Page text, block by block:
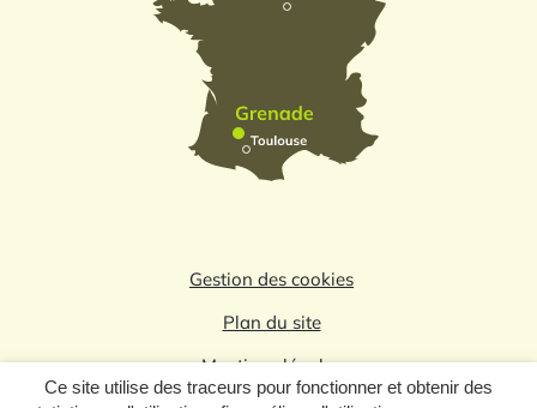
Ce site utilise des traceurs pour fonctionner et obtenir des
Gestion des cookies
Plan du site
Mentions légales